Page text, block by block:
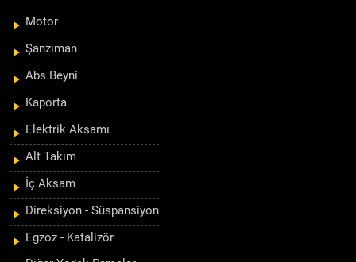
Motor
Şanzıman
Abs Beyni
Kaporta
Elektrik Aksamı
Alt Takım
İç Aksam
Direksiyon - Süspansiyon
Egzoz - Katalizör